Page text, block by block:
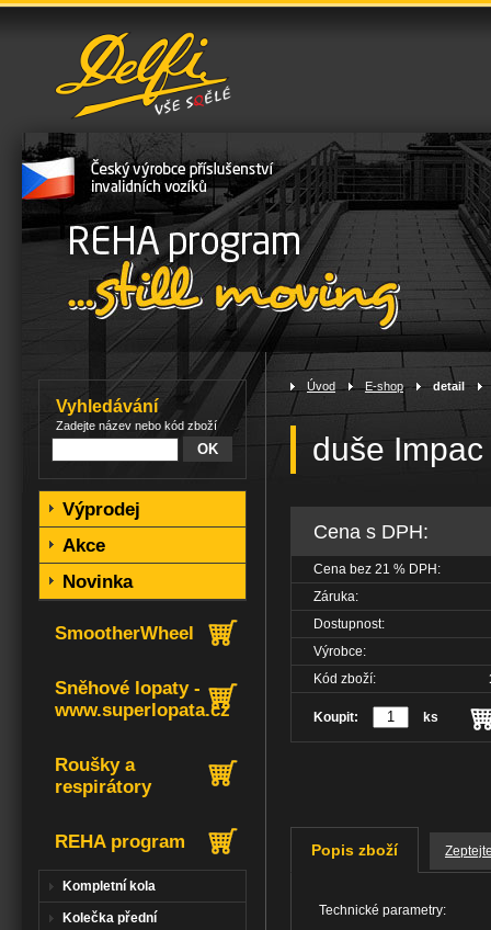
Úvod > E-shop> detail
duše
Cena s DPH:
Cena bez 21 % DPH:
Záruka:
Dostupnost:
Výrobce:
Kód zboží:
Koupit: ks
Popis zboží
Technické parametry:
Vyhledávání
Zadejte název nebo kód zboží
Výprodej
Akce
Novinka
SmootherWheel
Sněhové lopaty -
www.superlopata.cz
Roušky a
respirátory
REHA program
Kompletní kola
Kolečka přední